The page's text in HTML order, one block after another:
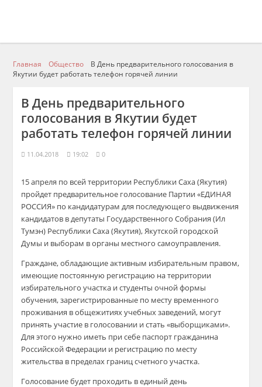
Главная Общество
В День предварительного голосования в
Якутии будет работать телефон горячей линии
В День предварительного
голосования в Якутии будет
работать телефон горячей линии
11.04.2018 19:02 0
15 апреля по всей территории Республики Саха (Якутия)
пройдет предварительное голосование Партии «ЕДИНАЯ
РОССИЯ» по кандидатурам для последующего выдвижения
кандидатов в депутаты Государственного Собрания (Ил
Тумэн) Республики Саха (Якутия),Якутской городской
Думы и выборам в органы местного самоуправления.
Граждане, обладающие активным избирательным правом,
имеющие постоянную регистрацию на территории
избирательного участка и студенты очной формы
обучения, зарегистрированные по месту временного
проживания в общежитиях учебных заведений, могут
принять участие в голосовании и стать «выборщиками».
Для этого нужно иметь при себе паспорт гражданина
Российской Федерации и регистрацию по месту
жительства в пределах границ счетного участка.
Голосование будет проходить в единый день